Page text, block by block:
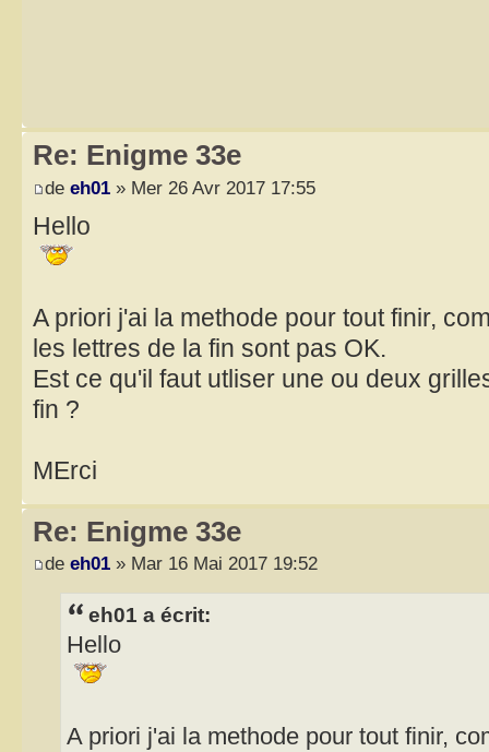
Re: Enigme 33e
de eh01 » Mer 26 Avr 2017 17:55
Hello
A priori j'ai la methode pour tout finir,
les lettres de la fin sont pas OK.
Est ce qu'il faut utliser une ou deux
fin ?
MErci
Re: Enigme 33e
de eh01 » Mar 16 Mai 2017 19:52
eh01 a écrit:
Hello
A priori j'ai la methode pour tout finir,